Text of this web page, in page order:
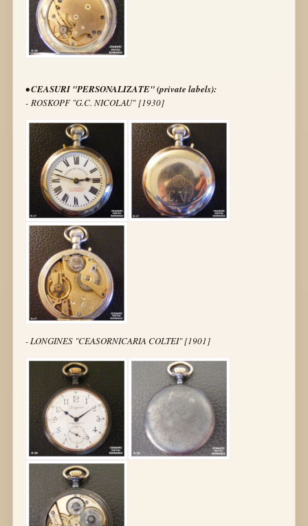
• CEASURI "PERSONALIZATE" (private labels):
- ROSKOPF "G.C. NICOLAU" [1930]
- LONGINES "CEASORNICARIA COLTEI" [1901]